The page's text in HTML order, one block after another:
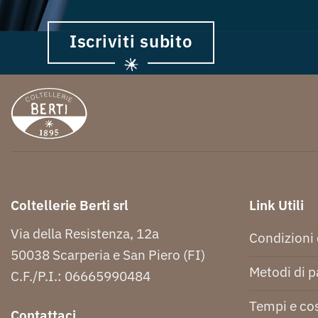
Iscriviti subito
Coltellerie Berti srl
Via della Resistenza, 12a
50038 Scarperia e San Piero (FI)
C.F./P.I.: 06665990484
Link Utili
Condizioni
Metodi di
Tempi e